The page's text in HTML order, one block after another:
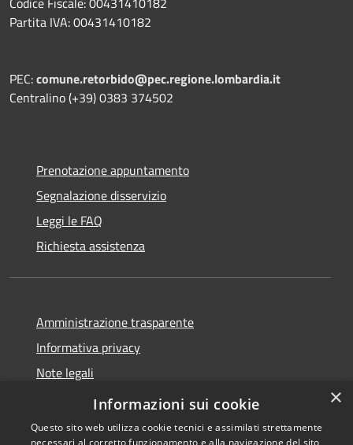
Partita IVA: 00431410182
PEC:comune.retorbido@pec.regione.lombardia.it
Centralino (+39) 0383 374502
Prenotazione appuntamento
Segnalazione disservizio
Leggi le FAQ
Richiesta assistenza
Amministrazione trasparente
Informativa privacy
Note legali
Dichiarazione di accessibilità
×
Informazioni sui cookie
Questo sito web utilizza cookie tecnici e assimilati strettamente
necessari al corretto funzionamento e alla navigazione del sito,